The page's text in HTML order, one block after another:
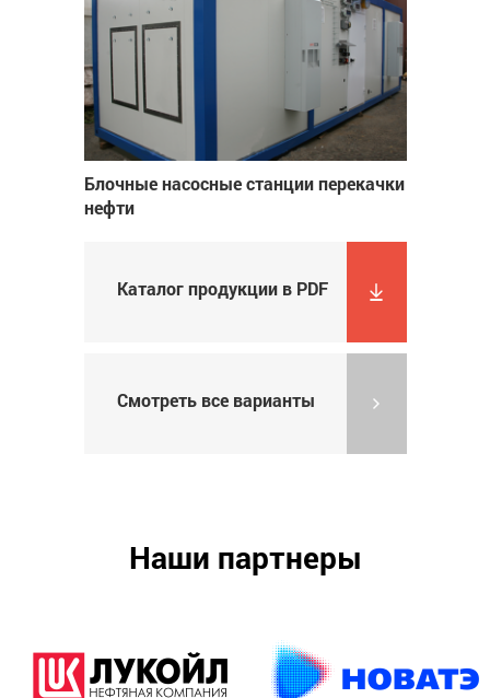
Блочные насосные станции перекачки
нефти
Каталог продукции в PDF
Смотреть все варианты
Наши партнеры